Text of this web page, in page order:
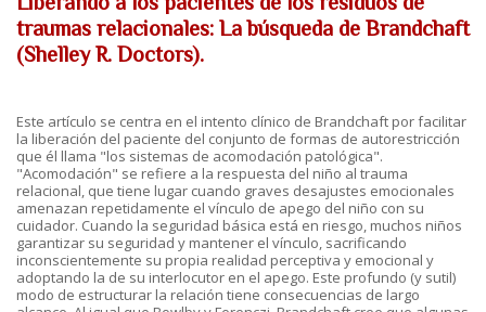
traumas relacionales: La búsqueda de Brandchaft
(Shelley R. Doctors).
Este artículo se centra en el intento clínico de Brandchaft por facilitar
la liberación del paciente del conjunto de formas de autorestricción
que él llama "los sistemas de acomodación patológica".
"Acomodación" se refiere a la respuesta del niño al trauma
relacional, que tiene lugar cuando graves desajustes emocionales
amenazan repetidamente el vínculo de apego del niño con su
cuidador. Cuando la seguridad básica está en riesgo, muchos niños
garantizar su seguridad y mantener el vínculo, sacrificando
inconscientemente su propia realidad perceptiva y emocional y
adoptando la de su interlocutor en el apego. Este profundo (y sutil)
modo de estructurar la relación tiene consecuencias de largo